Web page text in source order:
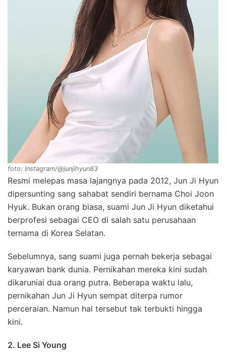
foto: Instagram/@junjihyun83
Resmi melepas masa lajangnya pada 2012, Jun Ji Hyun
dipersunting sang sahabat sendiri bernama Choi Joon
Hyuk. Bukan orang biasa, suami Jun Ji Hyun diketahui
berprofesi sebagai CEO di salah satu perusahaan
ternama di Korea Selatan.
Sebelumnya, sang suami juga pernah bekerja sebagai
karyawan bank dunia. Pernikahan mereka kini sudah
dikaruniai dua orang putra. Beberapa waktu lalu,
pernikahan Jun Ji Hyun sempat diterpa rumor
perceraian. Namun hal tersebut tak terbukti hingga
kini.
2. Lee Si Young